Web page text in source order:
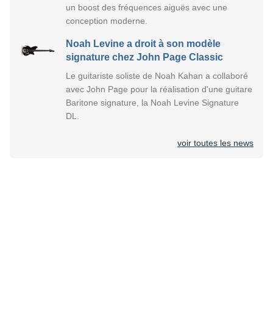
un boost des fréquences aiguës avec une
conception moderne.
Noah Levine a droit à son modèle
signature chez John Page Classic
Le guitariste soliste de Noah Kahan a collaboré
avec John Page pour la réalisation d'une guitare
Baritone signature, la Noah Levine Signature
DL.
voir toutes les news